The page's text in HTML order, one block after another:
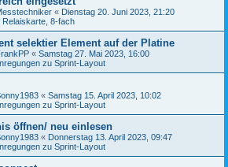
« Dienstag 20. Juni 2023, 21:20
Relaiskarte, 8-fach
selektier Element auf der Platine
« Samstag 27. Mai 2023, 16:00
zu Sprint-Layout
« Samstag 15. April 2023, 10:02
zu Sprint-Layout
öffnen/ neu einlesen
« Donnerstag 13. April 2023, 09:47
zu Sprint-Layout